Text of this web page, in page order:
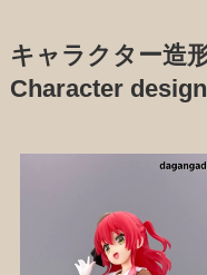
キャラクター造
Character